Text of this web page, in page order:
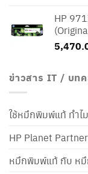
HP
ข่าวสาร IT / บท
ใช้หมึกพิมพ์แท้ ทำไ
HP Planet
หมึกพิมพ์แท้ กับ หมึ